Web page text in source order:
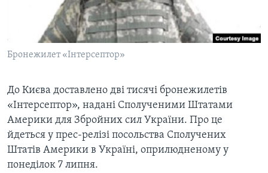
СУСПІЛЬСТВО
ЕКОНОМІКА
ІСТОРІЇ УСПІХУ УКРАЇНЦІВ
ТЕЛЕПРОГРАМИ
ЧАС-TIME
СТУДІЯ ВАШИНГТОН
ВІКНО В АМЕРИКУ
ПРАЙМ-ТАЙМ
ПОГЛЯД З ВАШИНГТОНА
ENGLISH
МИ В СОЦМЕРЕЖАХ
Мови
Бронежилет «Інтерсептор»
До Києва доставлено дві тисячі бронежилетів
«Інтерсептор», надані Сполученими Штатами
Америки для Збройних сил України. Про це
йдеться у прес-релізі посольства Сполучених
Штатів Америки в Україні, оприлюдненому у
понеділок 7 липня.